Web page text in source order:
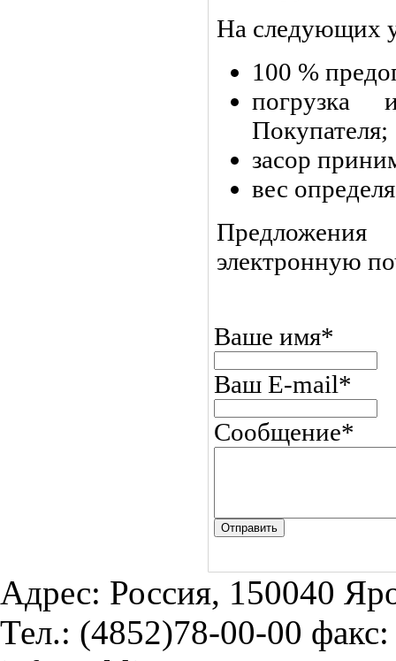
На следующих
100 %
погрузка
Покупателя;
засор
вес
электронную
Ваше имя*
Ваш E-mail*
Сообщение*
Отправить
Адрес: Россия, 150040
Тел.: (4852)78-00-00